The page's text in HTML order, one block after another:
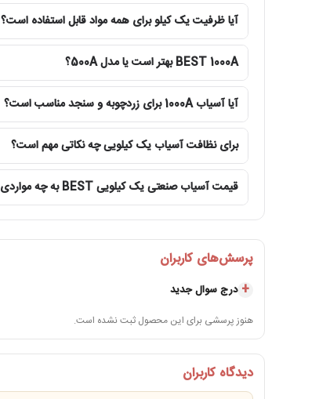
آیا ظرفیت یک کیلو برای همه مواد قابل استفاده است؟
BEST 1000A بهتر است یا مدل 500A؟
آیا آسیاب 1000A برای زردچوبه و سنجد مناسب است؟
برای نظافت آسیاب یک کیلویی چه نکاتی مهم است؟
قیمت آسیاب صنعتی یک کیلویی BEST به چه مواردی بستگی دارد؟
پرسش‌های کاربران
درج سوال جدید
هنوز پرسشی برای این محصول ثبت نشده است.
دیدگاه کاربران